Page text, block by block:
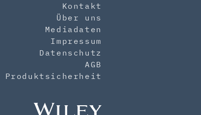
Kontakt
Über uns
Mediadaten
Impressum
Datenschutz
AGB
Produktsicherheit